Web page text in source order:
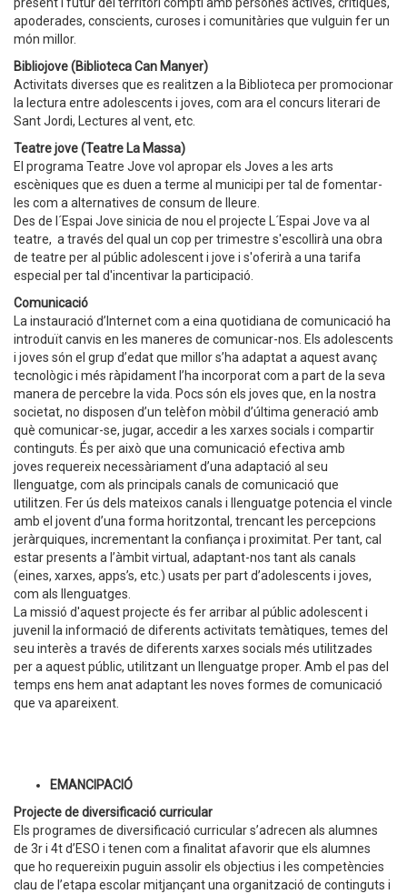
apoderades, conscients, curoses i comunitàries que vulguin fer un
món millor.
Bibliojove (Biblioteca Can Manyer)
Activitats diverses que es realitzen a la Biblioteca per promocionar
la lectura entre adolescents i joves, com ara el concurs literari de
Sant Jordi, Lectures al vent, etc.
Teatre jove (Teatre La Massa)
El programa Teatre Jove vol apropar els Joves a les arts
escèniques que es duen a terme al municipi per tal de fomentar-
les com a alternatives de consum de lleure.
Des de l´Espai Jove sinicia de nou el projecte L´Espai Jove va al
teatre, a través del qual un cop per trimestre s'escollirà una obra
de teatre per al públic adolescent i jove i s'oferirà a una tarifa
especial per tal d'incentivar la participació.
Comunicació
La instauració d’Internet com a eina quotidiana de comunicació ha
introduït canvis en les maneres de comunicar-nos. Els adolescents
i joves són el grup d’edat que millor s’ha adaptat a aquest avanç
tecnològic i més ràpidament l’ha incorporat com a part de la seva
manera de percebre la vida. Pocs són els joves que, en la nostra
societat, no disposen d’un telèfon mòbil d’última generació amb
què comunicar-se, jugar, accedir a les xarxes socials i compartir
continguts. És per això que una comunicació efectiva amb
joves requereix necessàriament d’una adaptació al seu
llenguatge, com als principals canals de comunicació que
utilitzen. Fer ús dels mateixos canals i llenguatge potencia el vincle
amb el jovent d’una forma horitzontal, trencant les percepcions
jeràrquiques, incrementant la confiança i proximitat. Per tant, cal
estar presents a l’àmbit virtual, adaptant-nos tant als canals
(eines, xarxes, apps’s, etc.) usats per part d’adolescents i joves,
com als llenguatges.
La missió d'aquest projecte és fer arribar al públic adolescent i
juvenil la informació de diferents activitats temàtiques, temes del
seu interès a través de diferents xarxes socials més utilitzades
per a aquest públic, utilitzant un llenguatge proper. Amb el pas del
temps ens hem anat adaptant les noves formes de comunicació
que va apareixent.
EMANCIPACIÓ
Projecte de diversificació curricular
Els programes de diversificació curricular s’adrecen als alumnes
de 3r i 4t d’ESO i tenen com a finalitat afavorir que els alumnes
que ho requereixin puguin assolir els objectius i les competències
clau de l’etapa escolar mitjançant una organització de continguts i